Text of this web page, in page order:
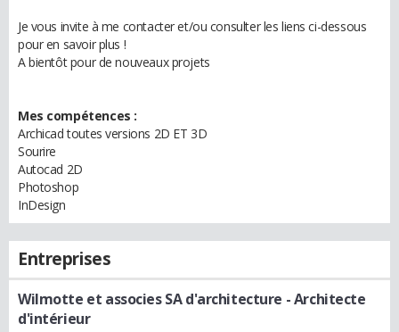
Je vous invite à me contacter et/ou consulter les liens ci-dessous
pour en savoir plus !
A bientôt pour de nouveaux projets
Mes compétences :
Archicad toutes versions 2D ET 3D
Sourire
Autocad 2D
Photoshop
InDesign
Entreprises
Wilmotte et associes SA d'architecture - Architecte
d'intérieur